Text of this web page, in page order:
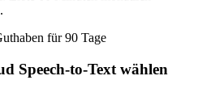
für 90 Tage
Speech-to-Text wählen